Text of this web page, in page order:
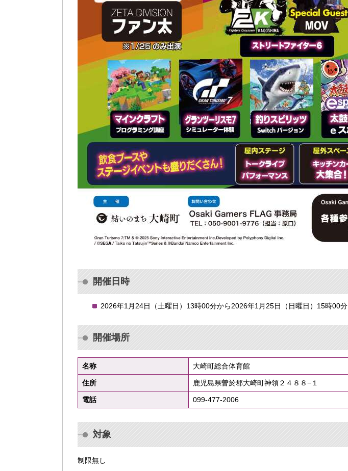
開催日時
2026年1月24日（土曜日）13時00分から2026年1月25日（日曜日）15時00分
開催場所
名称 大崎町総合体育館
住所 鹿児島県曽於郡大崎町神領２４８８−１
電話 099-477-2006
対象
制限無し